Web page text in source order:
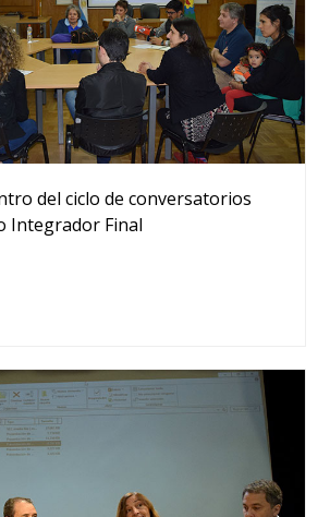
del ciclo de conversatorios
Integrador Final